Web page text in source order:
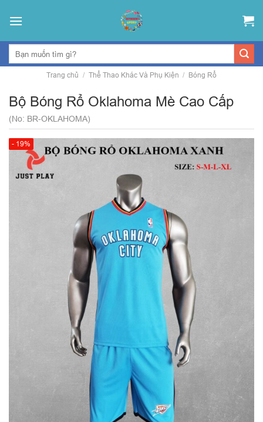
Trang chủ / Thể Thao Khác Và Phụ Kiện / Bóng Rổ
Bộ Bóng Rổ Oklahoma Mè Cao Cấp
(No: BR-OKLAHOMA)
- 19%